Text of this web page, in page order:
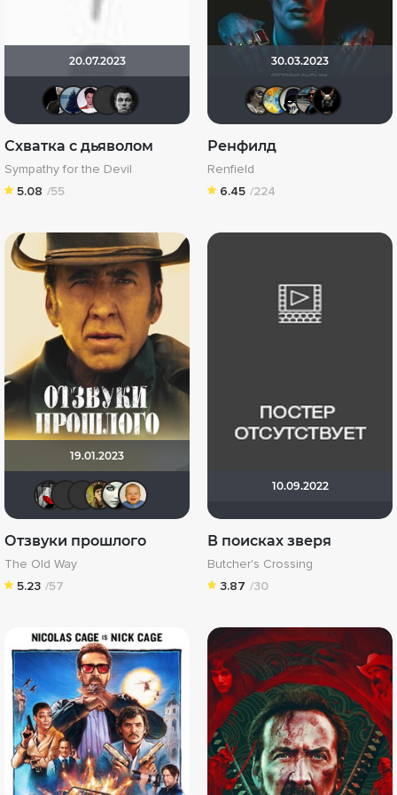
20.07.2023
vecta
Схватка с дьяволом
Sympathy for the Devil
5.08 /55
30.03.2023
Ренфилд
Renfield
6.45 /224
19.01.2023
Мышь Белая
BacuJiu4
Отзвуки прошлого
The Old Way
5.23 /57
10.09.2022
В поисках зверя
Butcher's Crossing
3.87 /30